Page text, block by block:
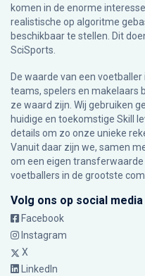
komen in de enorme
realistische op algoritme
beschikbaar te stellen. Dit
SciSports
De waarde van een
teams, spelers en makelaars
ze waard zijn. Wij gebruiken
huidige en toekomstige Skill
details om zo onze unieke
Vanuit daar zijn we, samen
om een eigen
voetballers in de grootste
Volg ons op social media
Facebook
Instagram
X
LinkedIn